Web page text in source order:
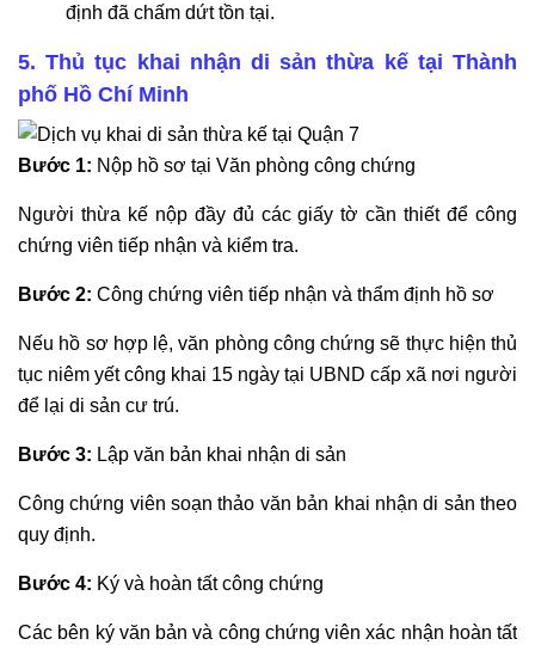
định đã chấm dứt tồn tại.
5. Thủ tục khai nhận di sản thừa kế tại Thành
phố Hồ Chí Minh
Bước 1: Nộp hồ sơ tại Văn phòng công chứng
Người thừa kế nộp đầy đủ các giấy tờ cần thiết để công
chứng viên tiếp nhận và kiểm tra.
Bước 2: Công chứng viên tiếp nhận và thẩm định hồ sơ
Nếu hồ sơ hợp lệ, văn phòng công chứng sẽ thực hiện thủ
tục niêm yết công khai 15 ngày tại UBND cấp xã nơi người
để lại di sản cư trú.
Bước 3: Lập văn bản khai nhận di sản
Công chứng viên soạn thảo văn bản khai nhận di sản theo
quy định.
Bước 4: Ký và hoàn tất công chứng
Các bên ký văn bản và công chứng viên xác nhận hoàn tất